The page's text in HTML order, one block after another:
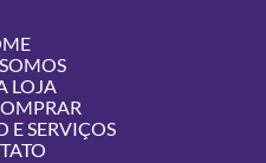
LOJA
E SERVIÇOS